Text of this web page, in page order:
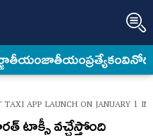
జాతీయంప్రత్యేకం
TAXI APP LAUNCH ON JANUARY 1
టాక్సీ వచ్చేస్తోంది